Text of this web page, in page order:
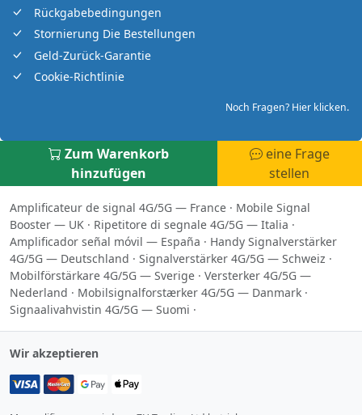
Rückgabebedingungen
Stornierung Die Bestellungen
Geld-Zurück-Garantie
Cookie-Richtlinie
Noch Fragen? Hier klicken.
Zum Warenkorb
hinzufügen
eine Frage
stellen
Amplificateur de signal 4G/5G — France · Mobile Signal
Booster — UK · Ripetitore di segnale 4G/5G — Italia ·
Amplificador señal móvil — España · Handy Signalverstärker
4G/5G — Deutschland · Signalverstärker 4G/5G — Schweiz ·
Mobilförstärkare 4G/5G — Sverige · Versterker 4G/5G —
Nederland · Mobilsignalforstærker 4G/5G — Danmark ·
Signaalivahvistin 4G/5G — Suomi ·
Wir akzeptieren